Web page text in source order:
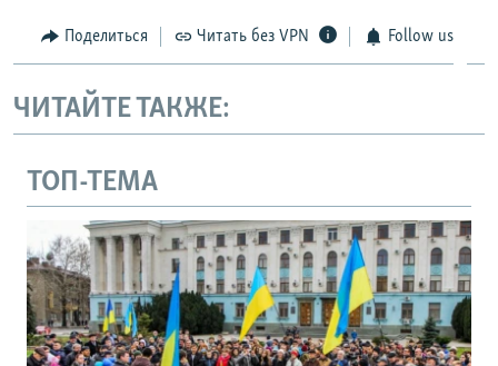
Поделиться Читать без VPN Follow us
ЧИТАЙТЕ ТАКЖЕ:
ТОП-ТЕМА